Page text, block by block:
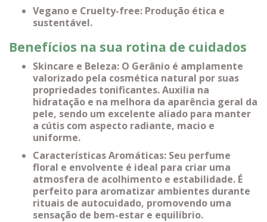
Vegano e Cruelty-free: Produção ética e
sustentável.
Benefícios na sua rotina de cuidados
Skincare e Beleza: O Gerânio é amplamente
valorizado pela cosmética natural por suas
propriedades tonificantes. Auxilia na
hidratação e na melhora da aparência geral da
pele, sendo um excelente aliado para manter
a cútis com aspecto radiante, macio e
uniforme.
Características Aromáticas: Seu perfume
floral e envolvente é ideal para criar uma
atmosfera de acolhimento e estabilidade. É
perfeito para aromatizar ambientes durante
rituais de autocuidado, promovendo uma
sensação de bem-estar e equilíbrio.